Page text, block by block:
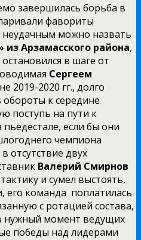
завершилась борьба в
фавориты
можно назвать
из Арзамасского района,
в шаге от
Сергеем
2019-2020 гг., долго
обороты к середине
поступь на пути к
если бы они
чемпиона
отсутствие двух
Валерий Смирнов
и сумел выстоять,
его команда поплатилась
с ротацией состава,
нужный момент ведущих
победы над лидерами